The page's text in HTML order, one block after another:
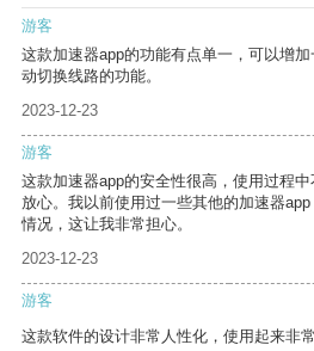
游客
这款加速器app的功能有点单一，可以增
动切换线路的功能。
2023-12-23
游客
这款加速器app的安全性很高，使用过程
放心。我以前使用过一些其他的加速器
情况，这让我非常担心。
2023-12-23
游客
这款软件的设计非常人性化，使用起来非常